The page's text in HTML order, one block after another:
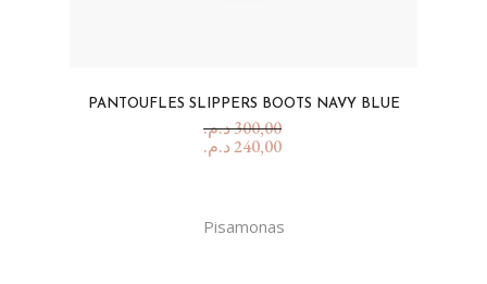
PANTOUFLES SLIPPERS BOOTS NAVY BLUE
300,00د.م.
240,00د.م.
Pisamonas